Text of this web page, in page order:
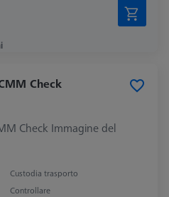
Check
Custodia trasporto
Controllare